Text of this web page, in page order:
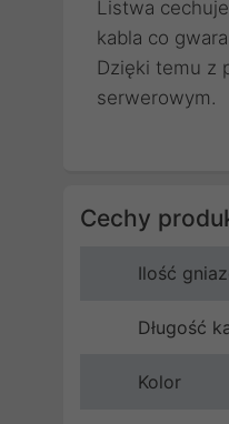
Listwa
kabla co
Dzięki temu z
serwerowym.
Cechy
Ilość
Długość
Kolor